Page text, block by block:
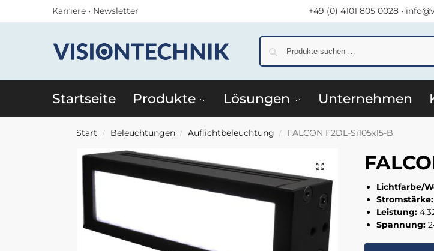
Karriere • Newsletter +49 (0) 4101 805 0028 •
Startseite Produkte Lösungen Unternehmen
Start / Beleuchtungen / Auflichtbeleuchtung / FALCON F2DL-Si105x15-B
Lichtfarbe/
Stromstärke:
Leistung:
Spannung: